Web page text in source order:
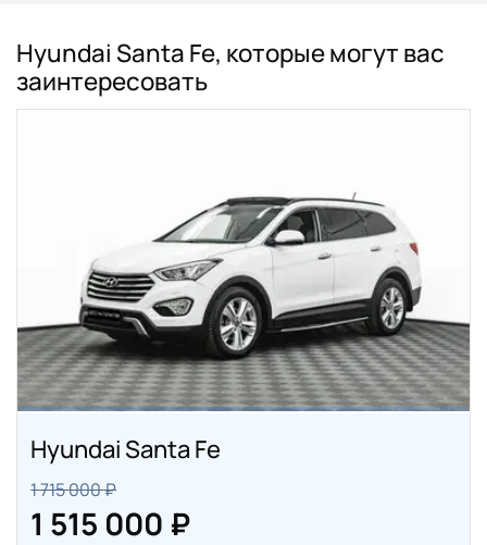
Hyundai Santa Fe, которые могут вас
заинтересовать
Hyundai Santa Fe
1 715 000 ₽
1 515 000 ₽